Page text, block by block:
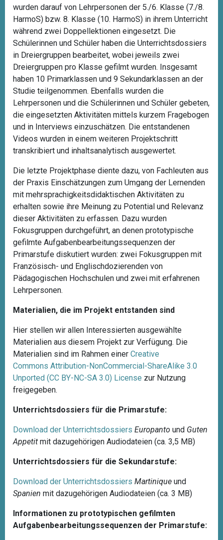
wurden darauf von Lehrpersonen der 5./6. Klasse (7./8.
HarmoS) bzw. 8. Klasse (10. HarmoS) in ihrem Unterricht
während zwei Doppellektionen eingesetzt. Die
Schülerinnen und Schüler haben die Unterrichtsdossiers
in Dreiergruppen bearbeitet, wobei jeweils zwei
Dreiergruppen pro Klasse gefilmt wurden. Insgesamt
haben 10 Primarklassen und 9 Sekundarklassen an der
Studie teilgenommen. Ebenfalls wurden die
Lehrpersonen und die Schülerinnen und Schüler gebeten,
die eingesetzten Aktivitäten mittels kurzem Fragebogen
und in Interviews einzuschätzen. Die entstandenen
Videos wurden in einem weiteren Projektschritt
transkribiert und inhaltsanalytisch ausgewertet.
Die letzte Projektphase diente dazu, von Fachleuten aus
der Praxis Einschätzungen zum Umgang der Lernenden
mit mehrsprachigkeitsdidaktischen Aktivitäten zu
erhalten sowie ihre Meinung zu Potential und Relevanz
dieser Aktivitäten zu erfassen. Dazu wurden
Fokusgruppen durchgeführt, an denen prototypische
gefilmte Aufgabenbearbeitungssequenzen der
Primarstufe diskutiert wurden: zwei Fokusgruppen mit
Französisch- und Englischdozierenden von
Pädagogischen Hochschulen und zwei mit erfahrenen
Lehrpersonen.
Materialien, die im Projekt entstanden sind
Hier stellen wir allen Interessierten ausgewählte
Materialien aus diesem Projekt zur Verfügung. Die
Materialien sind im Rahmen einer Creative
Commons Attribution-NonCommercial-ShareAlike 3.0
Unported (CC BY-NC-SA 3.0) License zur Nutzung
freigegeben.
Unterrichtsdossiers für die Primarstufe:
Download der Unterrichtsdossiers Europanto und Guten
Appetit mit dazugehörigen Audiodateien (ca. 3,5 MB)
Unterrichtsdossiers für die Sekundarstufe:
Download der Unterrichtsdossiers Martinique und
Spanien mit dazugehörigen Audiodateien (ca. 3 MB)
Informationen zu prototypischen gefilmten
Aufgabenbearbeitungssequenzen der Primarstufe: